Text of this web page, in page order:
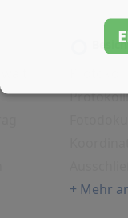
+ Mehr